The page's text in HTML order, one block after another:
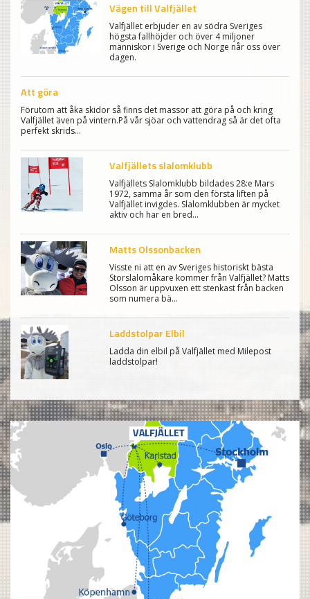
Vägen till Valfjället
Valfjället erbjuder en av södra Sveriges
högsta fallhöjder och över 4 miljoner
människor i Sverige och Norge når oss över
dagen.
Att göra
Förutom att åka skidor så finns det massor att göra på och kring
Valfjället även på vintern.På vår sjöar och vattendrag så är det ofta
perfekt skrids…
Valfjällets slalomklubb
Valfjällets Slalomklubb bildades 28:e Mars
1972, samma år som den första liften på
Valfjället invigdes. Slalomklubben är mycket
aktiv och har en bred…
Matts Olssonbacken
Visste ni att en av Sveriges historiskt bästa
Storslalomåkare kommer från Valfjället? Matts
Olsson är uppvuxen ett stenkast från backen
som numera bä…
Laddstolpar Elbil
Ladda din elbil på Valfjället med Milepost
laddstolpar!